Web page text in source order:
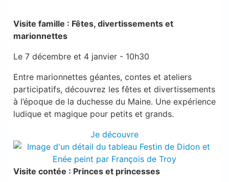
Visite famille : Fêtes, divertissements et
marionnettes
Le 7 décembre et 4 janvier - 10h30
Entre marionnettes géantes, contes et ateliers
participatifs, découvrez les fêtes et divertissements
à l’époque de la duchesse du Maine. Une expérience
ludique et magique pour petits et grands.
Je découvre
Visite contée : Princes et princesses